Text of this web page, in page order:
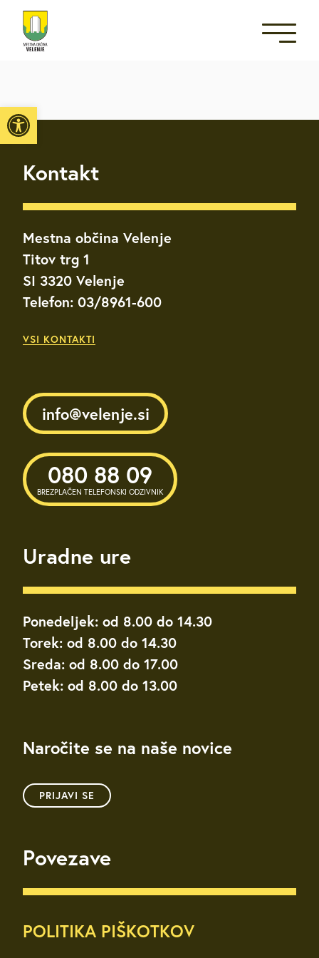
Open toolbar
Kontakt
Mestna občina Velenje
Titov trg 1
SI 3320 Velenje
Telefon: 03/8961-600
VSI KONTAKTI
info@velenje.si
080 88 09
BREZPLAČEN TELEFONSKI ODZIVNIK
Uradne ure
Ponedeljek: od 8.00 do 14.30
Torek: od 8.00 do 14.30
Sreda: od 8.00 do 17.00
Petek: od 8.00 do 13.00
Naročite se na naše novice
PRIJAVI SE
Povezave
POLITIKA PIŠKOTKOV